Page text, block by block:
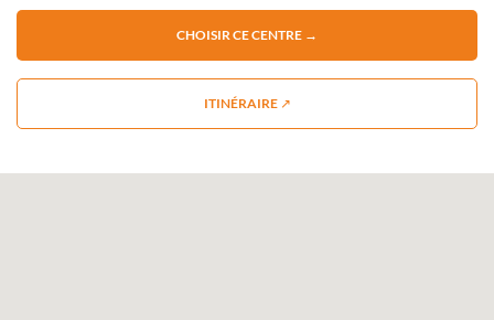
CHOISIR CE CENTRE →
ITINÉRAIRE ↗